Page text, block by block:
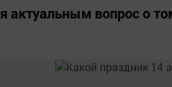
актуальным вопрос о